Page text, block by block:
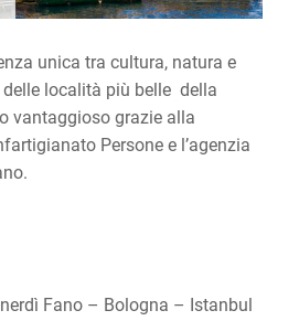
unica tra cultura, natura e
località più belle della
vantaggioso grazie alla
Persone e l’agenzia
Fano – Bologna – Istanbul